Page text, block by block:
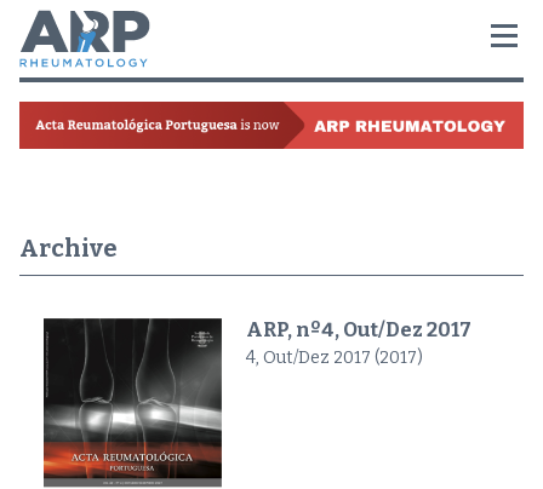
Archive
ARP, nº4, Out/Dez 2017
4, Out/Dez 2017 (2017)